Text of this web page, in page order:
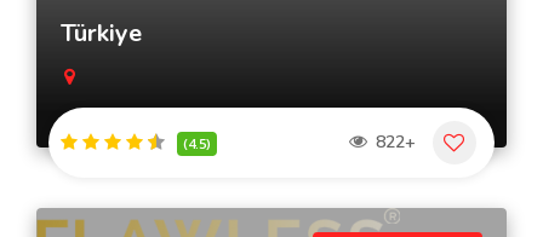
Türkiye
(4.5) 822+